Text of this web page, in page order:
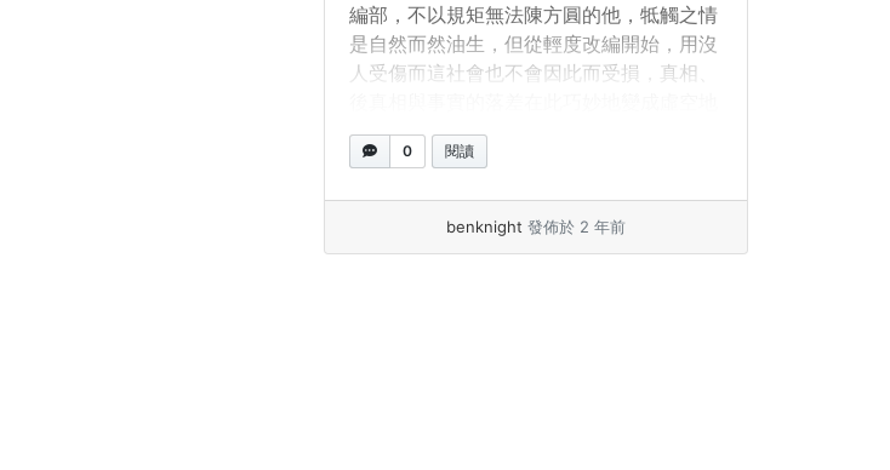
編部，不以規矩無法陳方圓的他，牴觸之情
是自然而然油生，但從輕度改編開始，用沒
人受傷而這社會也不會因此而受損，真相、
帶，存在但不去觀察好像就沒有影響也沒有
意義。0 閱讀
benknight 發佈於 2 年前